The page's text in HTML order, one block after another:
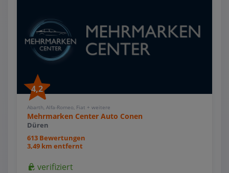
4,2
Abarth, Alfa-Romeo, Fiat + weitere
Mehrmarken Center Auto Conen
Düren
613 Bewertungen
3,49 km entfernt
verifiziert